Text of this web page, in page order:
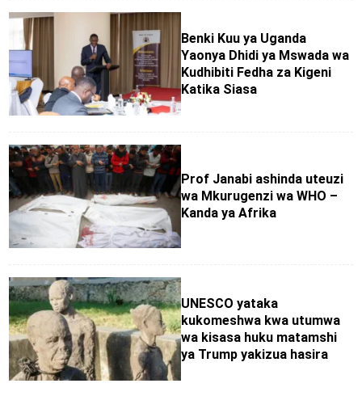
Benki Kuu ya Uganda
Yaonya Dhidi ya Mswada wa
Kudhibiti Fedha za Kigeni
Katika Siasa
Prof Janabi ashinda uteuzi
wa Mkurugenzi wa WHO –
Kanda ya Afrika
UNESCO yataka
kukomeshwa kwa utumwa
wa kisasa huku matamshi
ya Trump yakizua hasira